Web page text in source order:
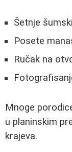
Šetnje
Posete
Ručak na
Mnoge
u planinskim
krajeva.